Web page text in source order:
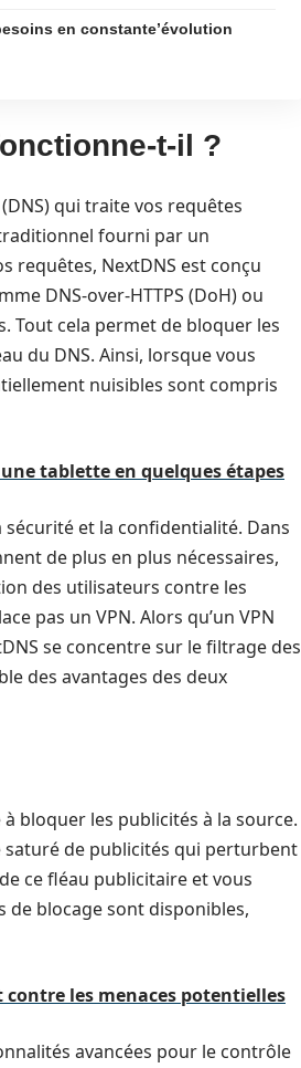
en constante’évolution
t-il ?
qui traite vos requêtes
fourni par un
requêtes, NextDNS est conçu
DNS-over-HTTPS (DoH) ou
Tout cela permet de bloquer les
du DNS. Ainsi, lorsque vous
nuisibles sont compris
tablette en quelques étapes
et la confidentialité. Dans
de plus en plus nécessaires,
des utilisateurs contre les
pas un VPN. Alors qu’un VPN
se concentre sur le filtrage des
des avantages des deux
bloquer les publicités à la source.
de publicités qui perturbent
ce fléau publicitaire et vous
de blocage sont disponibles,
les menaces potentielles
avancées pour le contrôle